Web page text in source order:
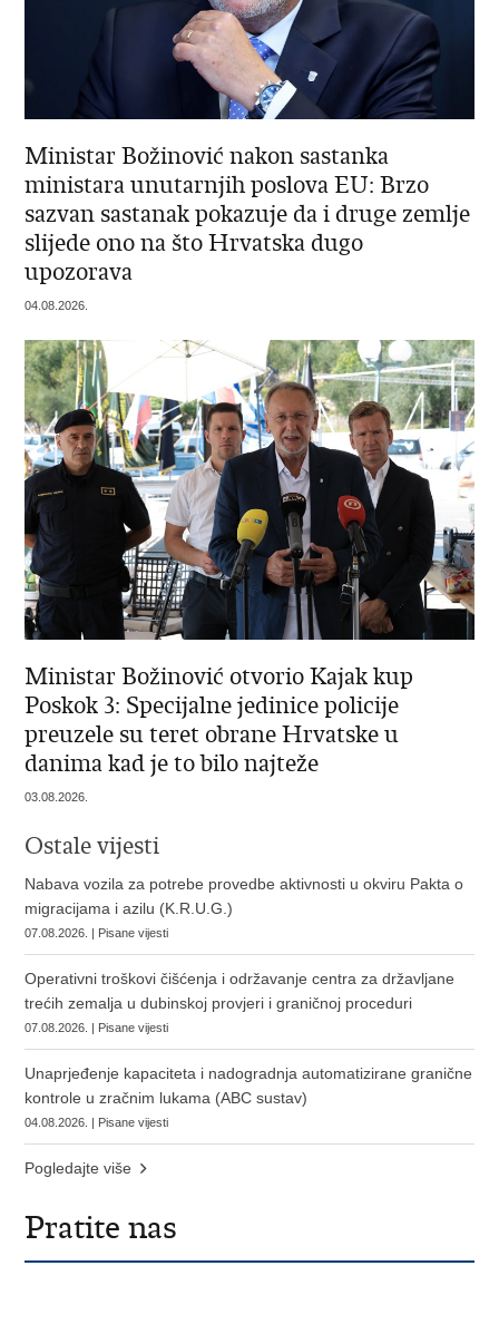
Ministar Božinović nakon sastanka
ministara unutarnjih poslova EU: Brzo
sazvan sastanak pokazuje da i druge zemlje
slijede ono na što Hrvatska dugo
upozorava
04.08.2026.
Ministar Božinović otvorio Kajak kup
Poskok 3: Specijalne jedinice policije
preuzele su teret obrane Hrvatske u
danima kad je to bilo najteže
03.08.2026.
Ostale vijesti
Nabava vozila za potrebe provedbe aktivnosti u okviru Pakta o
migracijama i azilu (K.R.U.G.)
07.08.2026. | Pisane vijesti
Operativni troškovi čišćenja i održavanje centra za državljane
trećih zemalja u dubinskoj provjeri i graničnoj proceduri
07.08.2026. | Pisane vijesti
Unaprjeđenje kapaciteta i nadogradnja automatizirane granične
kontrole u zračnim lukama (ABC sustav)
04.08.2026. | Pisane vijesti
Pogledajte više
Pratite nas